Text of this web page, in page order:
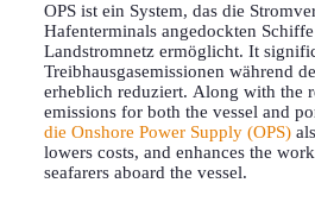
OPS ist ein System, das die
Hafenterminals angedockten
Landstromnetz ermöglicht. It
Treibhausgasemissionen während
erheblich reduziert. Along with the
emissions for both the vessel and
die Onshore Power Supply (OPS)
lowers costs, and enhances the
seafarers aboard the vessel.